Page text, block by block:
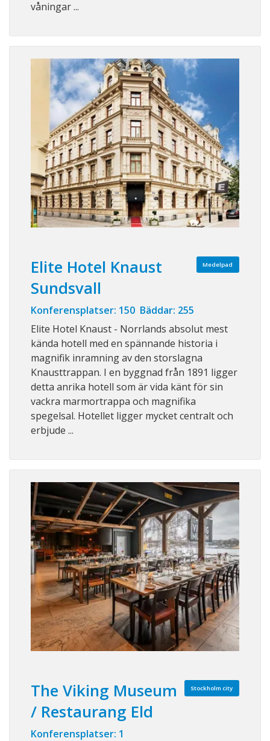
våningar ...
Medelpad
Elite Hotel Knaust
Sundsvall
Konferensplatser: 150 Bäddar: 255
Elite Hotel Knaust - Norrlands absolut mest
kända hotell med en spännande historia i
magnifik inramning av den storslagna
Knausttrappan. I en byggnad från 1891 ligger
detta anrika hotell som är vida känt för sin
vackra marmortrappa och magnifika
spegelsal. Hotellet ligger mycket centralt och
erbjude ...
Stockholm city
The Viking Museum
/ Restaurang Eld
Konferensplatser: 1